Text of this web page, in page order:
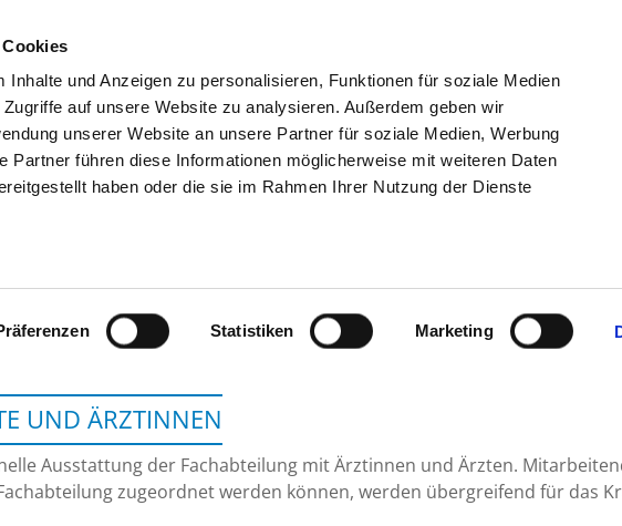
Inhalte und Anzeigen zu personalisieren, Funktionen für soziale Medien
auf unsere Website zu analysieren. Außerdem geben wir
unserer Website an unsere Partner für soziale Medien, Werbung
Partner führen diese Informationen möglicherweise mit weiteren Daten
haben oder die sie im Rahmen Ihrer Nutzung der Dienste
Statistiken Marketing
SUCHEN TIPPS & HILFE DAS DKV STELLENBÖRSE
UND ÄRZTINNEN
Ausstattung der Fachabteilung mit Ärztinnen und Ärzten.
zugeordnet werden können, werden übergreifend für das